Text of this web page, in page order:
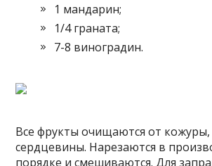
1 мандарин;
1/4 граната;
7-8 виноградин.
Все фрукты очищаются от кожуры,
сердцевины. Нарезаются в
порядке и смешиваются. Для